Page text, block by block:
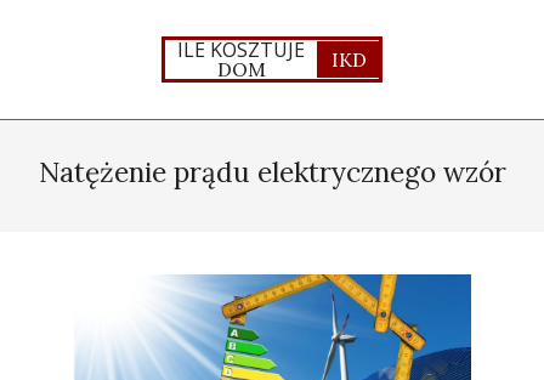
ILE KOSZTUJE
DOM IKD
Navigation
Natężenie prądu elektrycznego wzór